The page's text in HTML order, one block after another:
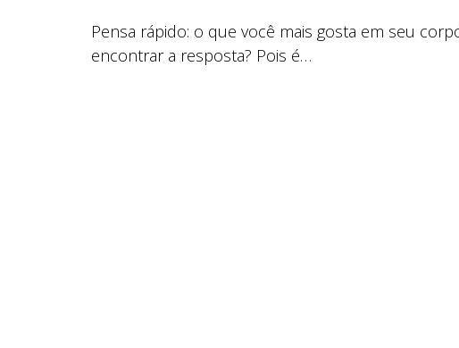
Pensa rápido: o que você mais gosta em seu
encontrar a resposta? Pois é…